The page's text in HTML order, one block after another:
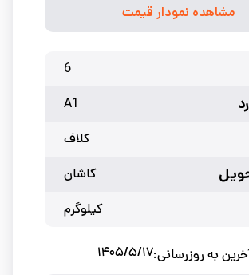
مشاهده نمودار قیمت
6
A1
کلاف
کاشان
کیلوگرم
به روزرسانی:۱۴۰۵/۵/۱۷